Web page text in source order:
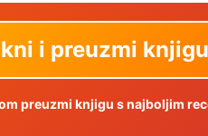
preuzmi knjigu s najboljim